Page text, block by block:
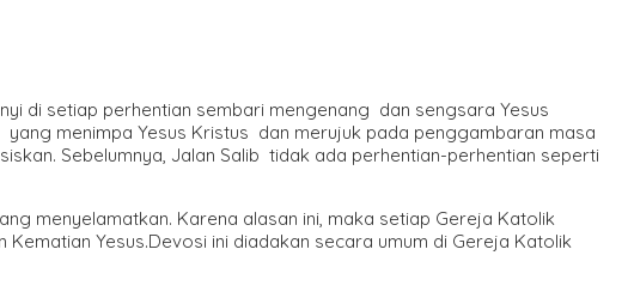
di setiap perhentian sembari mengenang dan sengsara Yesus
menimpa Yesus Kristus dan merujuk pada penggambaran masa
Sebelumnya, Jalan Salib tidak ada perhentian-perhentian seperti
menyelamatkan. Karena alasan ini, maka setiap Gereja Katolik
Yesus.Devosi ini diadakan secara umum di Gereja Katolik